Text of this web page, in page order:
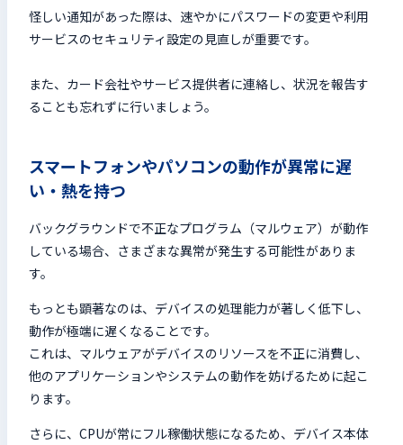
怪しい通知があった際は、速やかにパスワードの変更や利用
サービスのセキュリティ設定の見直しが重要です。
また、カード会社やサービス提供者に連絡し、状況を報告す
ることも忘れずに行いましょう。
スマートフォンやパソコンの動作が異常に遅
い・熱を持つ
バックグラウンドで不正なプログラム（マルウェア）が動作
している場合、さまざまな異常が発生する可能性がありま
す。
もっとも顕著なのは、デバイスの処理能力が著しく低下し、
動作が極端に遅くなることです。
これは、マルウェアがデバイスのリソースを不正に消費し、
他のアプリケーションやシステムの動作を妨げるために起こ
ります。
さらに、CPUが常にフル稼働状態になるため、デバイス本体